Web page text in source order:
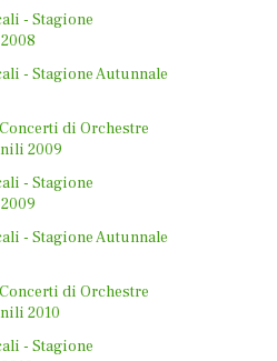
- Stagione
- Stagione Autunnale
di Orchestre
2009
- Stagione
- Stagione Autunnale
di Orchestre
2010
- Stagione